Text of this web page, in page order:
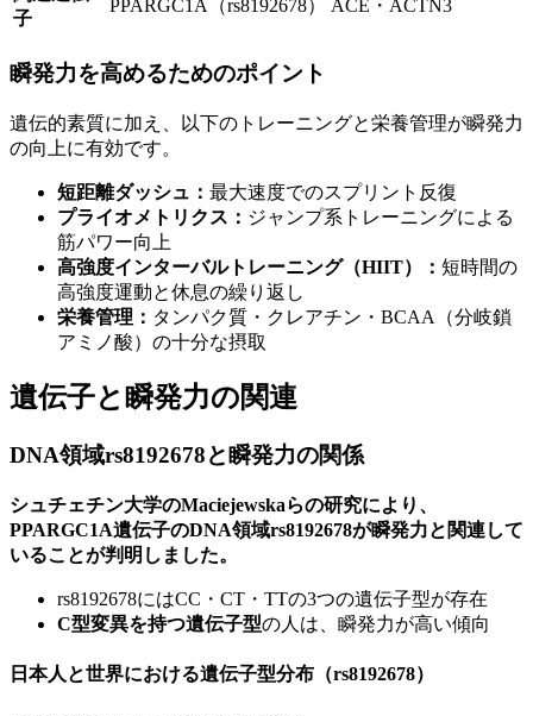
子
PPARGC1A（rs8192678） ACE・ACTN3
瞬発力を高めるためのポイント
遺伝的素質に加え、以下のトレーニングと栄養管理が瞬発力
の向上に有効です。
短距離ダッシュ： 最大速度でのスプリント反復
プライオメトリクス： ジャンプ系トレーニングによる
筋パワー向上
高強度インターバルトレーニング（HIIT）： 短時間の
高強度運動と休息の繰り返し
栄養管理： タンパク質・クレアチン・BCAA（分岐鎖
アミノ酸）の十分な摂取
遺伝子と瞬発力の関連
DNA領域rs8192678と瞬発力の関係
シュチェチン大学のMaciejewskaらの研究により、
PPARGC1A遺伝子のDNA領域rs8192678が瞬発力と関連して
いることが判明しました。
rs8192678にはCC・CT・TTの3つの遺伝子型が存在
C型変異を持つ遺伝子型の人は、瞬発力が高い傾向
日本人と世界における遺伝子型分布（rs8192678）